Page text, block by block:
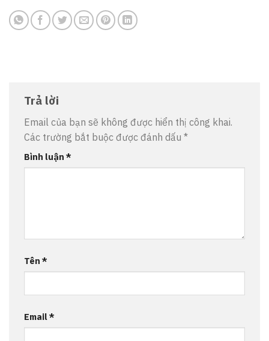
Trả lời
Email của bạn sẽ không được hiển thị công khai.
Các trường bắt buộc được đánh dấu *
Bình luận *
Tên *
Email*